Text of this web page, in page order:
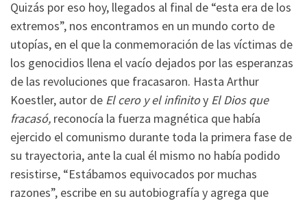
Quizás por eso hoy, llegados al final de “esta era de los
extremos”, nos encontramos en un mundo corto de
utopías, en el que la conmemoración de las víctimas de
los genocidios llena el vacío dejados por las esperanzas
de las revoluciones que fracasaron. Hasta Arthur
Koestler, autor de El cero y el infinitoy El Dios que
fracasó, reconocía la fuerza magnética que había
ejercido el comunismo durante toda la primera fase de
su trayectoria, ante la cual él mismo no había podido
resistirse, “Estábamos equivocados por muchas
razones”, escribe en su autobiografía y agrega que